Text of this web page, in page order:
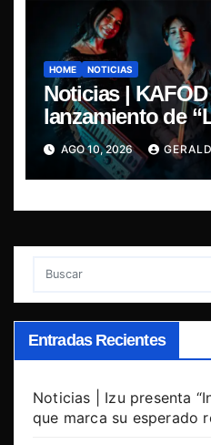
HOME NOTICIAS
Noticias |
lanzamiento de
Encontró”, el
su nuevo álbum
AGO 10, 2026
Entradas Recientes
Noticias | Izu presenta
que marca su esperado